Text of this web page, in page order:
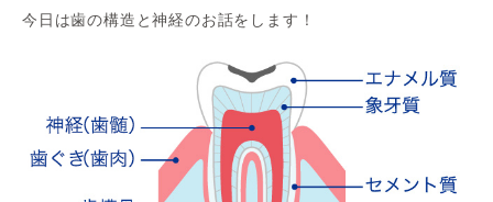
今日は歯の構造と神経のお話をします！